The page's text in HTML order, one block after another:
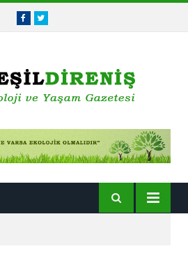
FacebookTwitter